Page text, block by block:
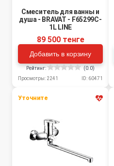
Смеситель для ванны и
душа - BRAVAT - F65299C-
1L LINE
89 500 тенге
Добавить в корзину
Рейтинг:
(0.0)
Просмотры: 2241
ID: 60471
Уточните